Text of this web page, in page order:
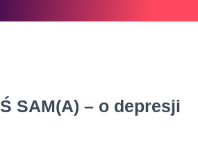
SAM(A) – o depresji